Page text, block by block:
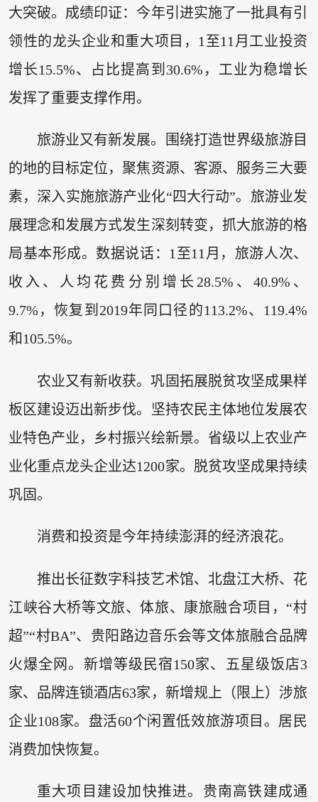
大突破。成绩印证：今年引进实施了一批具有引
领性的龙头企业和重大项目，1至11月工业投资
增长15.5%、占比提高到30.6%，工业为稳增长
发挥了重要支撑作用。
旅游业又有新发展。围绕打造世界级旅游目
的地的目标定位，聚焦资源、客源、服务三大要
素，深入实施旅游产业化“四大行动”。旅游业发
展理念和发展方式发生深刻转变，抓大旅游的格
局基本形成。数据说话：1至11月，旅游人次、
收入、人均花费分别增长28.5%、40.9%、
9.7%，恢复到2019年同口径的113.2%、119.4%
和105.5%。
农业又有新收获。巩固拓展脱贫攻坚成果样
板区建设迈出新步伐。坚持农民主体地位发展农
业特色产业，乡村振兴绘新景。省级以上农业产
业化重点龙头企业达1200家。脱贫攻坚成果持续
巩固。
消费和投资是今年持续澎湃的经济浪花。
推出长征数字科技艺术馆、北盘江大桥、花
江峡谷大桥等文旅、体旅、康旅融合项目，“村
超”“村BA”、贵阳路边音乐会等文体旅融合品牌
火爆全网。新增等级民宿150家、五星级饭店3
家、品牌连锁酒店63家，新增规上（限上）涉旅
企业108家。盘活60个闲置低效旅游项目。居民
消费加快恢复。
重大项目建设加快推进。贵南高铁建成通